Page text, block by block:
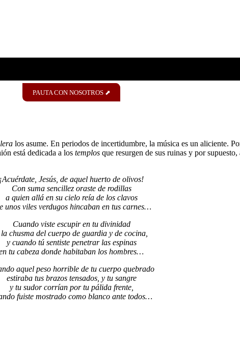
PAUTA CON NOSOTROS ⬈
los asume. En periodos de incertidumbre, la música es un aliciente.
está dedicada a los templos que resurgen de sus ruinas y por
¡Acuérdate, Jesús, de aquel huerto de olivos!
Con suma sencillez oraste de rodillas
a quien allá en su cielo reía de los clavos
unos viles verdugos hincaban en tus carnes…
Cuando viste escupir en tu divinidad
chusma del cuerpo de guardia y de cocina,
y cuando tú sentiste penetrar las espinas
tu cabeza donde habitaban los hombres…
aquel peso horrible de tu cuerpo quebrado
estiraba tus brazos tensados, y tu sangre
y tu sudor corrían por tu pálida frente,
fuiste mostrado como blanco ante todos…